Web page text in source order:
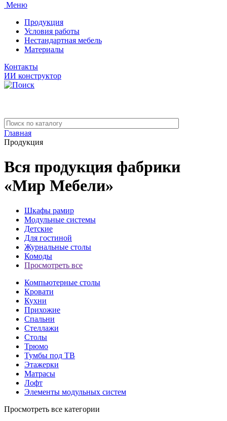
Меню
Продукция
Условия работы
Нестандартная мебель
Материалы
Контакты
ИИ конструктор
Главная
Продукция
Вся продукция фабрики
«Мир Мебели»
Шкафы рамир
Модульные системы
Детские
Для гостиной
Журнальные столы
Комоды
Просмотреть все
Компьютерные столы
Кровати
Кухни
Прихожие
Спальни
Стеллажи
Столы
Трюмо
Тумбы под ТВ
Этажерки
Матрасы
Лофт
Элементы модульных систем
Просмотреть все категории